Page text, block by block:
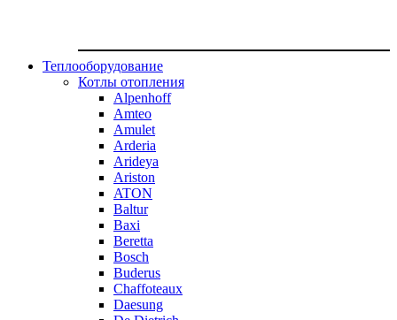
Теплооборудование
Котлы отопления
Alpenhoff
Amteo
Amulet
Arderia
Arideya
Ariston
ATON
Baltur
Baxi
Beretta
Bosch
Buderus
Chaffoteaux
Daesung